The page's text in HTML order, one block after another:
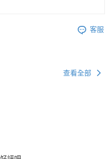
客服
查看全部